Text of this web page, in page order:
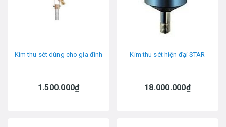
Kim thu sét dùng cho gia đình
1.500.000₫
Kim thu sét hiện đại STAR
18.000.000₫